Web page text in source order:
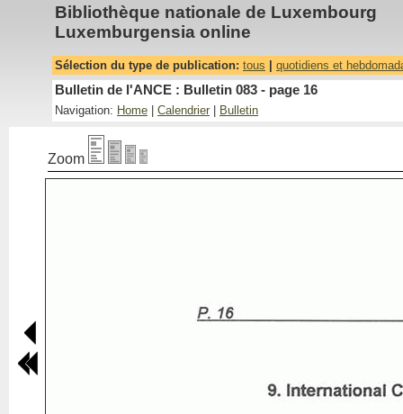
Bibliothèque nationale de Luxembourg
Luxemburgensia online
Sélection du type de publication: tous quotidiens et
Bulletin de l'ANCE : Bulletin 083 - page 16
Navigation: Home Calendrier Bulletin
Zoom